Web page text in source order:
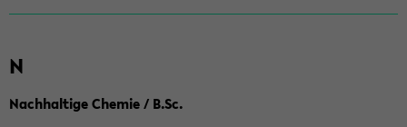
N
Nachhaltige Chemie / B.Sc.